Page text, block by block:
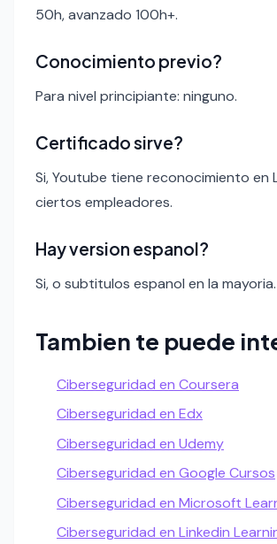
50h, avanzado 100h+.
Conocimiento previo?
Para nivel principiante: ninguno.
Certificado sirve?
Si, Youtube tiene reconocimiento en
ciertos empleadores.
Hay version espanol?
Si, o subtitulos espanol en la mayoria.
Tambien te puede
Ciberseguridad en Coursera
Ciberseguridad en Edx
Ciberseguridad en Udemy
Ciberseguridad en Google Cursos
Ciberseguridad en Microsoft
Ciberseguridad en Linkedin